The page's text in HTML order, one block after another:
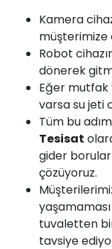
Kamera
müşterimize
Robot
dönerek
Eğer mutfak
varsa su jeti
Tüm bu
Tesisat
gider
çözüyoruz.
tuvaletten
tavsiye